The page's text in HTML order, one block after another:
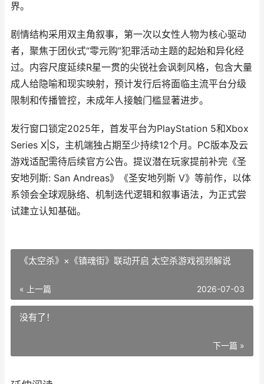
界。
剧情结构采用双主角叙事，第一次以女性人物为核心驱动
者，聚焦于团伙式“零元购”犯罪活动主题的起始和异化经
过。内容尺度延续R星一贯的尖锐社会讽刺风格，包含大量
成人给隐喻和现实映射，预计发行后将面临主流平台分级
限制和传播管控，未成年人接触门槛显著进步。
发行窗口锁定2025年，首发平台为PlayStation 5和Xbox
Series X|S，主机端独占期至少持续12个月。PC版本及云
游戏适配需待后续官方公告。提议潜在玩家提前补完《圣
安地列斯: San Andreas》《圣安地列斯 V》等前作，以体
系领会全球观脉络、机制迭代逻辑和叙事语法，为正式尝
试建立认知基础。
《太空杀》×《镇魂街》联动开启 太空杀游戏视频解说
« 上一篇 2026-07-03
没有了！
下一篇 »